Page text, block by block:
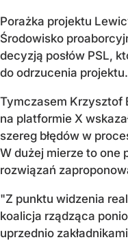
Porażka projektu
Środowisko
decyzją posłów PSL,
do odrzucenia projektu.
Tymczasem Krzysztof
na platformie X
szereg błędów w
W dużej mierze to one
rozwiązań
"Z punktu widzenia
koalicja rządząca
uprzednio